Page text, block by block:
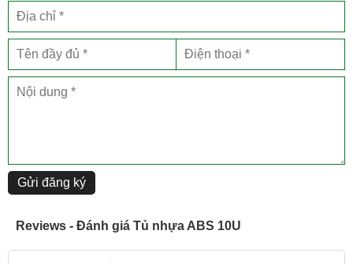
Gửi đăng ký
Reviews - Đánh giá Tủ nhựa ABS 10U